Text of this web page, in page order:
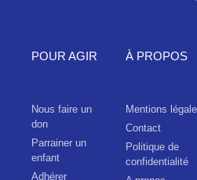
POUR AGIR
Nous faire un
don
Parrainer un
enfant
Adhérer
À PROPOS
Mentions
Contact
Politique de
confidentialité